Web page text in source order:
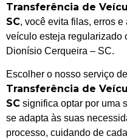
Transferência de
SC, você evita filas, erros
veículo esteja regularizado
Dionísio Cerqueira – SC.
Escolher o nosso serviço de
Transferência de
SC significa optar por uma
se adapta às suas
processo, cuidando de